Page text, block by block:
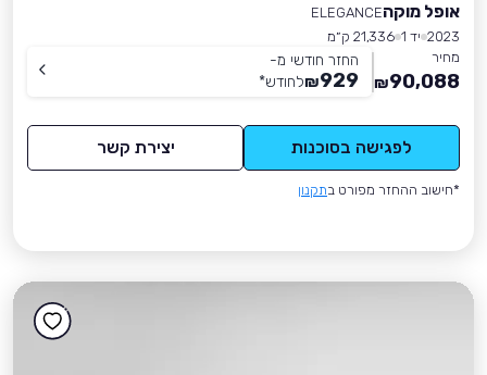
אופל מוקהELEGANCE
2023 יד 1
21,336 ק״מ
מחיר
90,088
₪
החזר חודשי מ-
929
₪לחודש*
לפגישה בסוכנות יצירת קשר
*חישוב ההחזר מפורט בתקנון